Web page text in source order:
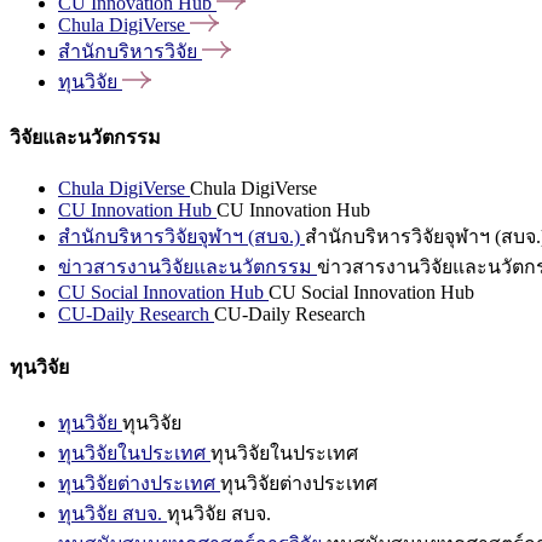
Chula DigiVerse
สำนักบริหารวิจัย
ทุนวิจัย
วิจัยและนวัตกรรม
Chula DigiVerse Chula DigiVerse
CU Innovation Hub CU Innovation Hub
สำนักบริหารวิจัยจุฬาฯ (สบจ.) สำนักบริหารวิจัยจุฬาฯ (สบจ
ข่าวสารงานวิจัยและนวัตกรรม ข่าวสารงานวิจัยและนวัตก
CU Social Innovation Hub CU Social Innovation Hub
CU-Daily Research CU-Daily Research
ทุนวิจัย
ทุนวิจัย ทุนวิจัย
ทุนวิจัยในประเทศ ทุนวิจัยในประเทศ
ทุนวิจัยต่างประเทศ ทุนวิจัยต่างประเทศ
ทุนวิจัย สบจ. ทุนวิจัย สบจ.